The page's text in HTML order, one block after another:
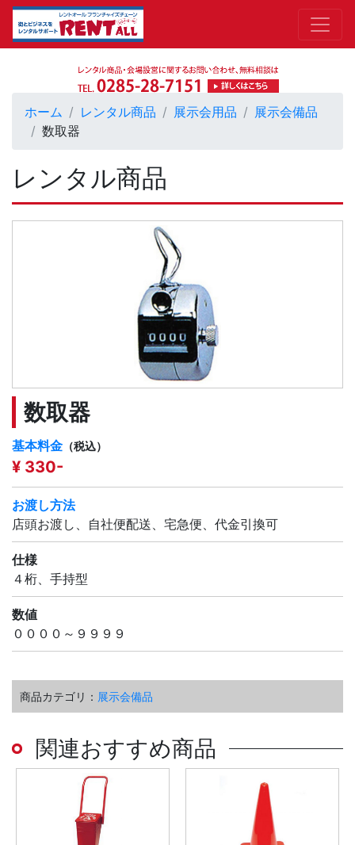
ホーム レンタル商品 展示会用品
展示会備品
数取器
レンタル商品
数取器
基本料金 （税込）
¥ 330-
お渡し方法
店頭お渡し、自社便配送、宅急便、代金引換可
仕様
４桁、手持型
数値
００００～９９９９
商品カテゴリ： 展示会備品
関連おすすめ商品